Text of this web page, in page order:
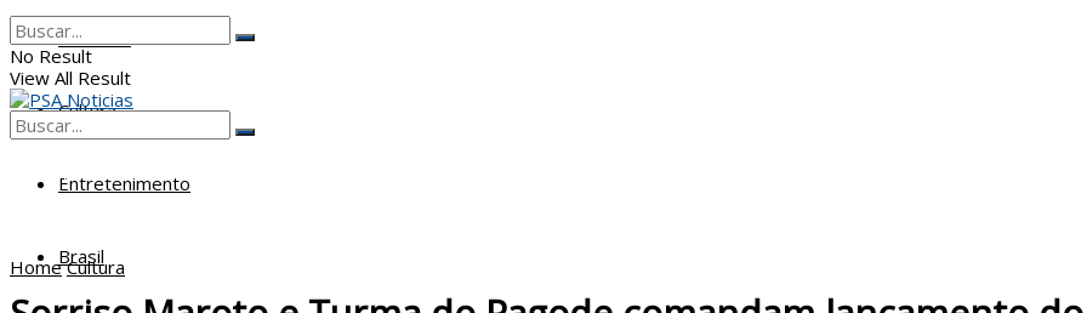
Poderes
Cultura
Entretenimento
Brasil
No Result
View All Result
View All Result
Home Cultura